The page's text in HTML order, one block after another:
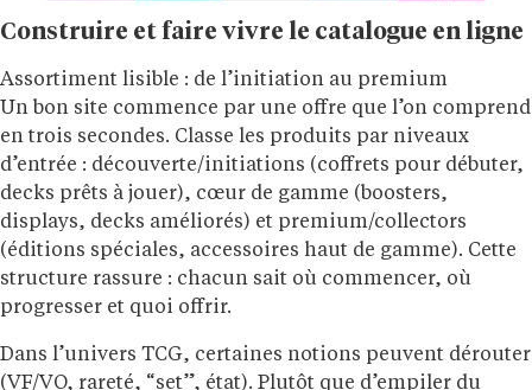
Construire et faire vivre le catalogue en ligne
Assortiment lisible : de l’initiation au premium
Un bon site commence par une offre que l’on comprend
en trois secondes. Classe les produits par niveaux
d’entrée : découverte/initiations (coffrets pour débuter,
decks prêts à jouer), cœur de gamme (boosters,
displays, decks améliorés) et premium/collectors
(éditions spéciales, accessoires haut de gamme). Cette
structure rassure : chacun sait où commencer, où
progresser et quoi offrir.
Dans l’univers TCG, certaines notions peuvent dérouter
(VF/VO, rareté, “set”, état). Plutôt que d’empiler du